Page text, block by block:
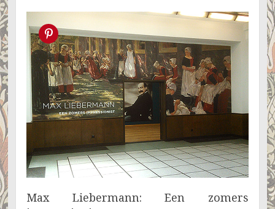
Pin this!
Max Liebermann: Een zomers